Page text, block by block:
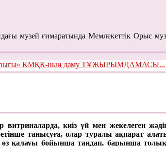
музей ғимаратында Мемлекеттік Орыс
қорығы» КМҚК-ның даму ТҰЖЫРЫМДАМАСЫ...
витриналарда, киіз үй мен жекелеген
танысуға, олар туралы ақпарат
өз қалауы бойынша таңдап, барынша